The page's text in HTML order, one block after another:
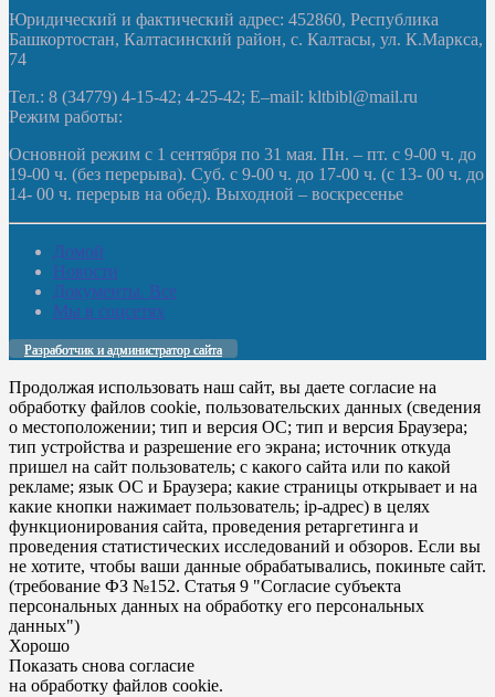
Юридический и фактический адрес: 452860, Республика
Башкортостан, Калтасинский район, с. Калтасы, ул. К.Маркса,
74
Тел.: 8 (34779) 4-15-42; 4-25-42; E–mail: kltbibl@mail.ru
Режим работы:
Основной режим с 1 сентября по 31 мая. Пн. – пт. с 9-00 ч. до
19-00 ч. (без перерыва). Суб. с 9-00 ч. до 17-00 ч. (с 13- 00 ч. до
14- 00 ч. перерыв на обед). Выходной – воскресенье
Домой
Новости
Документы. Все
Мы в соцсетях
Разработчик и администратор сайта
Продолжая использовать наш сайт, вы даете согласие на
обработку файлов cookie, пользовательских данных (сведения
о местоположении; тип и версия ОС; тип и версия Браузера;
тип устройства и разрешение его экрана; источник откуда
пришел на сайт пользователь; с какого сайта или по какой
рекламе; язык ОС и Браузера; какие страницы открывает и на
какие кнопки нажимает пользователь; ip-адрес) в целях
функционирования сайта, проведения ретаргетинга и
проведения статистических исследований и обзоров. Если вы
не хотите, чтобы ваши данные обрабатывались, покиньте сайт.
(требование ФЗ №152. Статья 9 "Согласие субъекта
персональных данных на обработку его персональных
данных")
Хорошо
Показать снова согласие
на обработку файлов cookie.